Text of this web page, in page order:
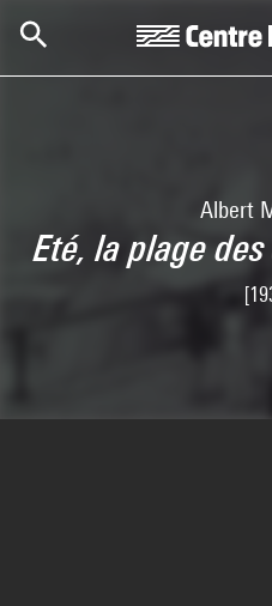
Albert
Eté, la plage